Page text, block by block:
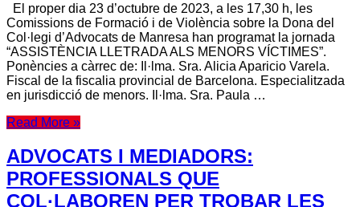
El proper dia 23 d’octubre de 2023, a les 17,30 h, les
Comissions de Formació i de Violència sobre la Dona del
Col·legi d’Advocats de Manresa han programat la jornada
“ASSISTÈNCIA LLETRADA ALS MENORS VÍCTIMES”.
Ponències a càrrec de: Il·lma. Sra. Alicia Aparicio Varela.
Fiscal de la fiscalia provincial de Barcelona. Especialitzada
en jurisdicció de menors. Il·lma. Sra. Paula …
Read More »
ADVOCATS I MEDIADORS:
PROFESSIONALS QUE
COL·LABOREN PER TROBAR LES